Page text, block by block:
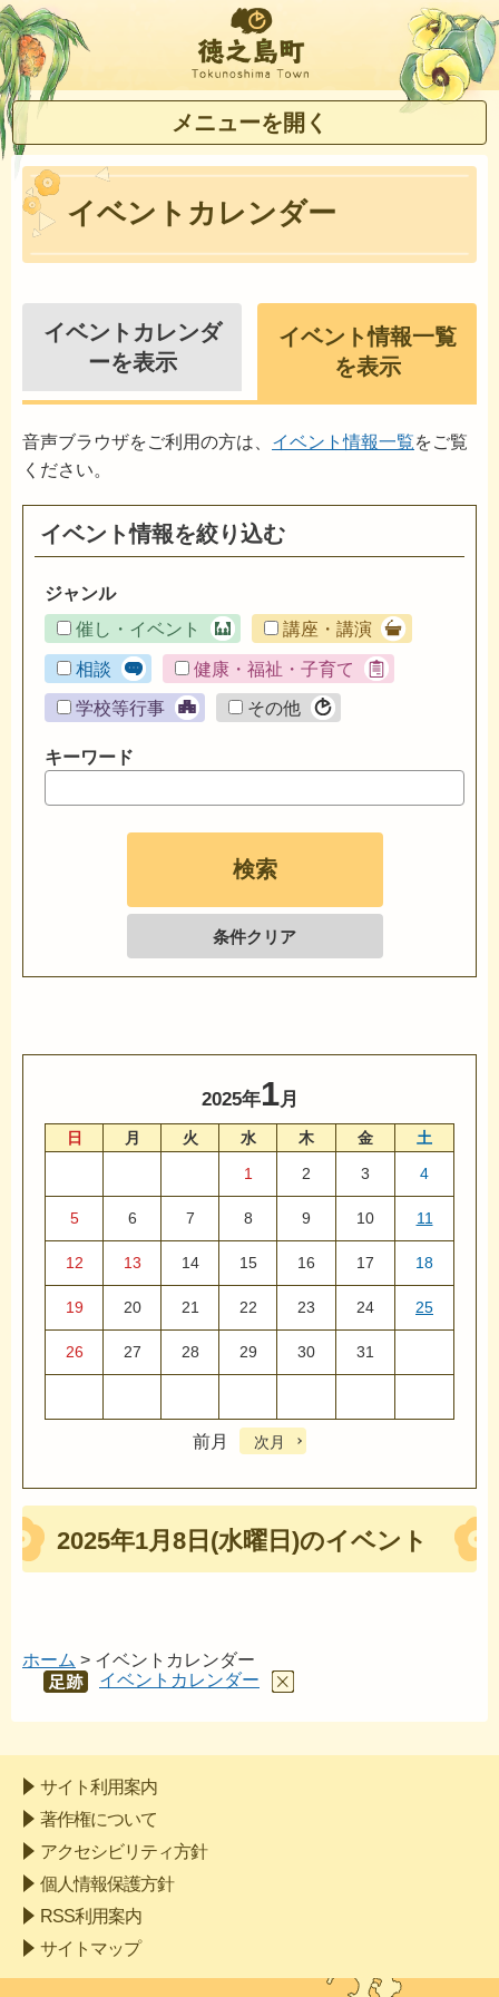
徳之島町
メニューを開く
イベントカレンダー
イベントカレンダ
ーを表示
イベント情報一覧
を表示
音声ブラウザをご利用の方は、 イベント情報一覧をご覧
ください。
イベント情報を絞り込む
ジャンル
催し・イベント
講座・講演
相談 健康・福祉・子育て
学校等行事 その他
キーワード
条件クリア
2025年1月
日 月 火 水 木 金
土
1
2 3 4
5 6 7 8 9 10 11
12 13 14 15 16 17 18
19 20 21 22 23 24 25
26 27 28 29 30 31
前月 次月
2025年1月8日(水曜日)のイベント
ホーム > イベントカレンダー
あし
イベントカレンダー
サイト利用案内
著作権について
アクセシビリティ方針
個人情報保護方針
RSS利用案内
サイトマップ